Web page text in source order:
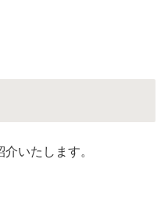
いたします。